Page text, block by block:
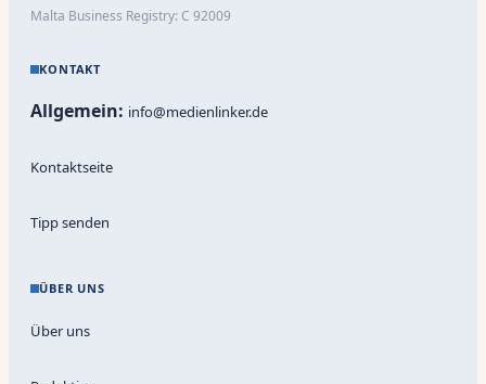
Malta Business Registry: C 92009
KONTAKT
Allgemein: info@medienlinker.de
Kontaktseite
Tipp senden
ÜBER UNS
Über uns